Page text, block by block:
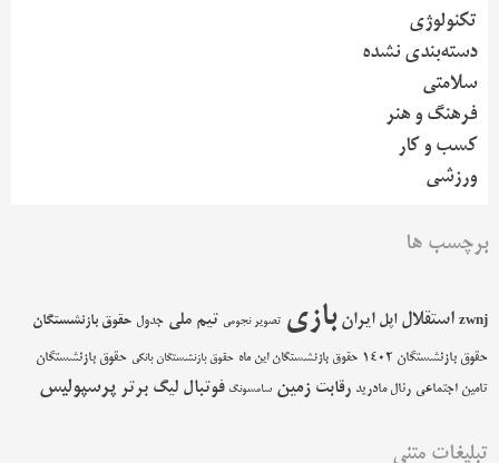
تکنولوژی
دسته‌بندی نشده
سلامتی
فرهنگ و هنر
کسب و کار
ورزشی
برچسب ها
zwnj استقلال اپل ایران بازی تصویر نجومی تیم ملی جدول حقوق بازنشستگان
حقوق بازنشستگان 1402 حقوق بازنشستگان این ماه حقوق بازنشستگان بانکی حقوق بازنشستگان
تامین اجتماعی رئال مادرید رقابت زمین سامسونگ فوتبال لیگ برتر پرسپولیس
تبلیغات متنی